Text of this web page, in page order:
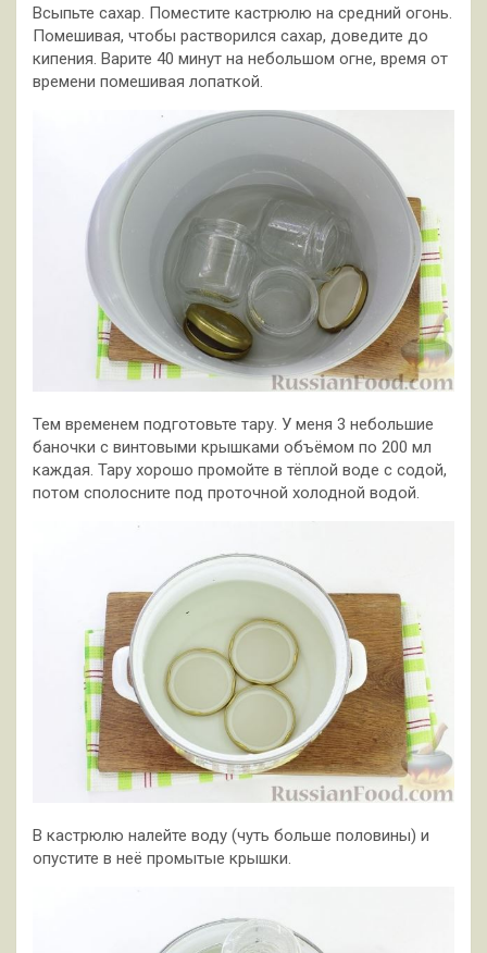
Всыпьте сахар. Поместите кастрюлю на средний огонь.
Помешивая, чтобы растворился сахар, доведите до
кипения. Варите 40 минут на небольшом огне, время от
времени помешивая лопаткой.
Тем временем подготовьте тару. У меня 3 небольшие
баночки с винтовыми крышками объёмом по 200 мл
каждая. Тару хорошо промойте в тёплой воде с содой,
потом сполосните под проточной холодной водой.
В кастрюлю налейте воду (чуть больше половины) и
опустите в неё промытые крышки.